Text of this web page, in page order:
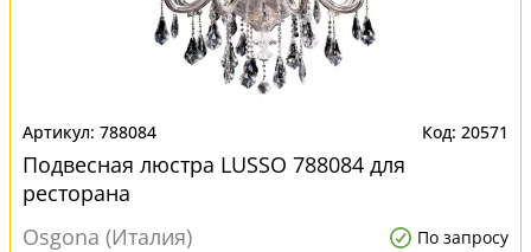
788084 20571
Подвесная люстра LUSSO 788084 для
ресторана
Osgona (Италия)
По запросу